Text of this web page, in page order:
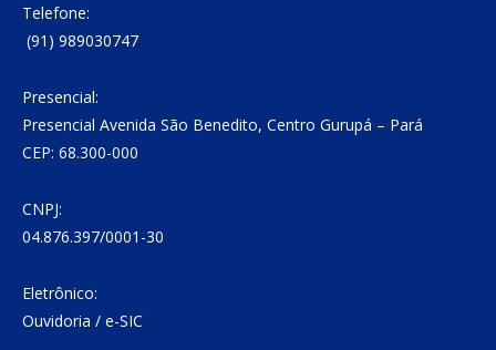
Telefone:
(91) 989030747
Presencial:
Presencial Avenida São Benedito, Centro Gurupá – Pará
CEP: 68.300-000
CNPJ:
04.876.397/0001-30
Eletrônico:
Ouvidoria / e-SIC